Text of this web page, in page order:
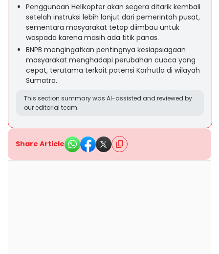
Penggunaan Helikopter akan segera ditarik kembali
setelah instruksi lebih lanjut dari pemerintah pusat,
sementara masyarakat tetap diimbau untuk
waspada karena masih ada titik panas.
BNPB mengingatkan pentingnya kesiapsiagaan
masyarakat menghadapi perubahan cuaca yang
cepat, terutama terkait potensi Karhutla di wilayah
Sumatra.
This section summary was AI-assisted and reviewed by
our editorial team.
Share Article